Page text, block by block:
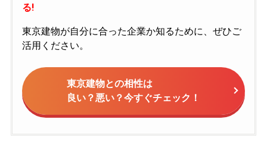
る!
東京建物が自分に合った企業か知るために、ぜひご
活用ください。
東京建物との相性は
良い？悪い？今すぐチェック！